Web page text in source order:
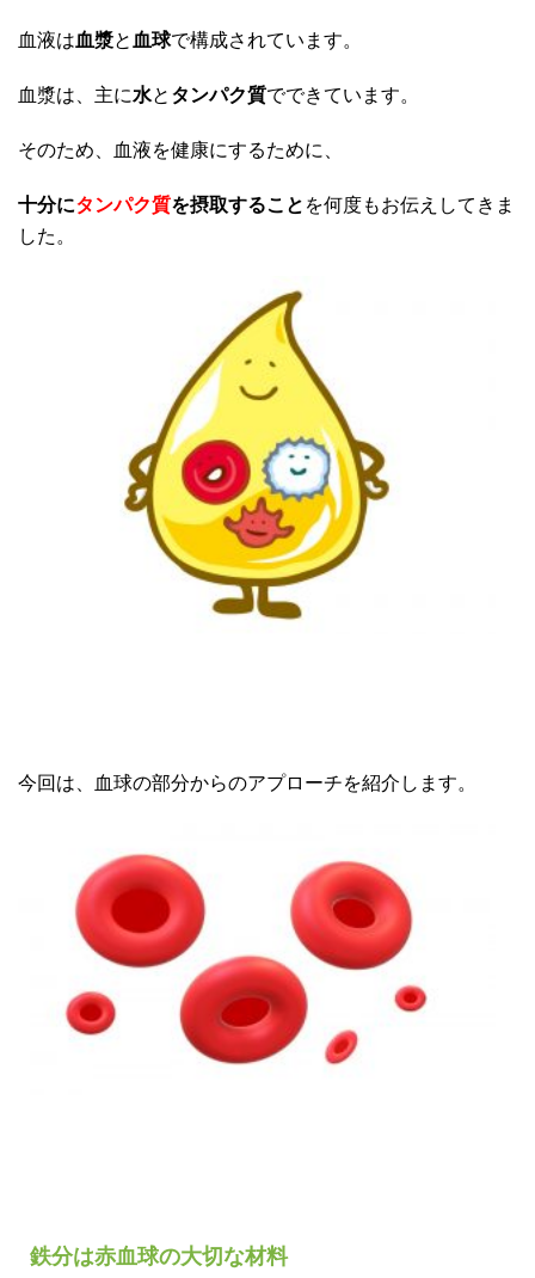
血液は血漿と 血球で構成されています。
血漿は、主に水と タンパク質でできています。
そのため、血液を健康にするために、
十分にタンパク質を摂取すること を何度もお伝えしてきま
した。
今回は、血球の部分からのアプローチを紹介します。
鉄分は赤血球の大切な材料